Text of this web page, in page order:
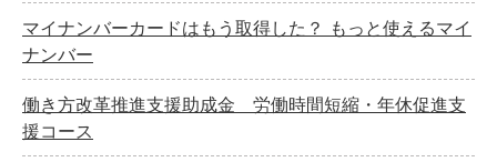
マイナンバーカードはもう取得した？ もっと使えるマイ
ナンバー
働き方改革推進支援助成金 労働時間短縮・年休促進支
援コース